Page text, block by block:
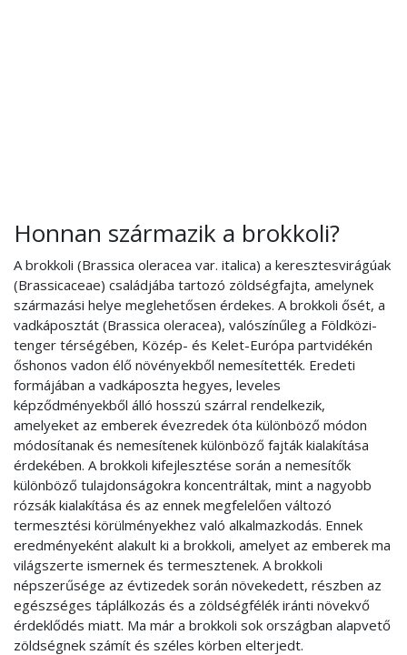
Honnan származik a brokkoli?
A brokkoli (Brassica oleracea var. italica) a keresztesvirágúak
(Brassicaceae) családjába tartozó zöldségfajta, amelynek
származási helye meglehetősen érdekes. A brokkoli ősét, a
vadkáposztát (Brassica oleracea), valószínűleg a Földközi-
tenger térségében, Közép- és Kelet-Európa partvidékén
őshonos vadon élő növényekből nemesítették. Eredeti
formájában a vadkáposzta hegyes, leveles
képződményekből álló hosszú szárral rendelkezik,
amelyeket az emberek évezredek óta különböző módon
módosítanak és nemesítenek különböző fajták kialakítása
érdekében. A brokkoli kifejlesztése során a nemesítők
különböző tulajdonságokra koncentráltak, mint a nagyobb
rózsák kialakítása és az ennek megfelelően változó
termesztési körülményekhez való alkalmazkodás. Ennek
eredményeként alakult ki a brokkoli, amelyet az emberek ma
világszerte ismernek és termesztenek. A brokkoli
népszerűsége az évtizedek során növekedett, részben az
egészséges táplálkozás és a zöldségfélék iránti növekvő
érdeklődés miatt. Ma már a brokkoli sok országban alapvető
zöldségnek számít és széles körben elterjedt.